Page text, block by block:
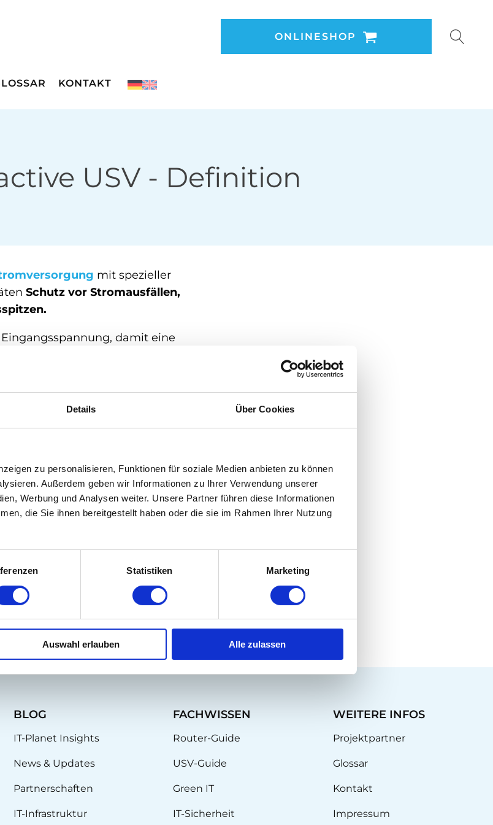
Details Über Cookies
zu personalisieren, Funktionen für soziale Medien anbieten zu können
Außerdem geben wir Informationen zu Ihrer Verwendung unserer
Werbung und Analysen weiter. Unsere Partner führen diese Informationen
die Sie ihnen bereitgestellt haben oder die sie im Rahmen Ihrer Nutzung
Statistiken Marketing
Auswahl erlauben Alle zulassen
ONLINESHOP
KONTAKT
USV - Definition
mit spezieller
Schutz vor Stromausfällen,
damit eine
einem
leitet Gleichstrom des Akkus vom
findet eineUmschaltung auf die
Computersystemen, Netzwerken oder
gutes Preis-Leistungs-Verhältnis,
Allerdings gibt es eine
auf den Batteriebetrieb.
in denen häufig
elektronische Gerätevor
werden.
BLOG
IT-Planet Insights
News & Updates
Partnerschaften
IT-Infrastruktur
FACHWISSEN
Router-Guide
USV-Guide
Green IT
IT-Sicherheit
WEITERE INFOS
Projektpartner
Glossar
Kontakt
Impressum